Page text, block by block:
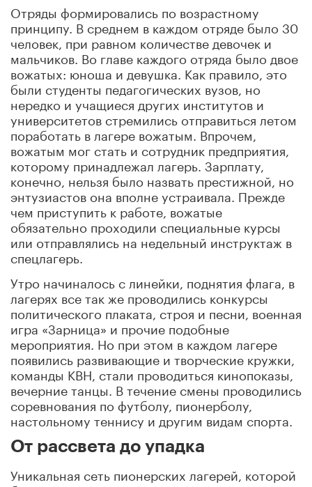
Отряды формировались по возрастному
принципу. В среднем в каждом отряде было 30
человек, при равном количестве девочек и
мальчиков. Во главе каждого отряда было двое
вожатых: юноша и девушка. Как правило, это
были студенты педагогических вузов, но
нередко и учащиеся других институтов и
университетов стремились отправиться летом
поработать в лагере вожатым. Впрочем,
вожатым мог стать и сотрудник предприятия,
которому принадлежал лагерь. Зарплату,
конечно, нельзя было назвать престижной, но
энтузиастов она вполне устраивала. Прежде
чем приступить к работе, вожатые
обязательно проходили специальные курсы
или отправлялись на недельный инструктаж в
спецлагерь.
Утро начиналось с линейки, поднятия флага, в
лагерях все так же проводились конкурсы
политического плаката, строя и песни, военная
игра «Зарница» и прочие подобные
мероприятия. Но при этом в каждом лагере
появились развивающие и творческие кружки,
команды КВН, стали проводиться кинопоказы,
вечерние танцы. В течение смены проводились
соревнования по футболу, пионерболу,
настольному теннису и другим видам спорта.
От рассвета до упадка
Уникальная сеть пионерских лагерей, которой